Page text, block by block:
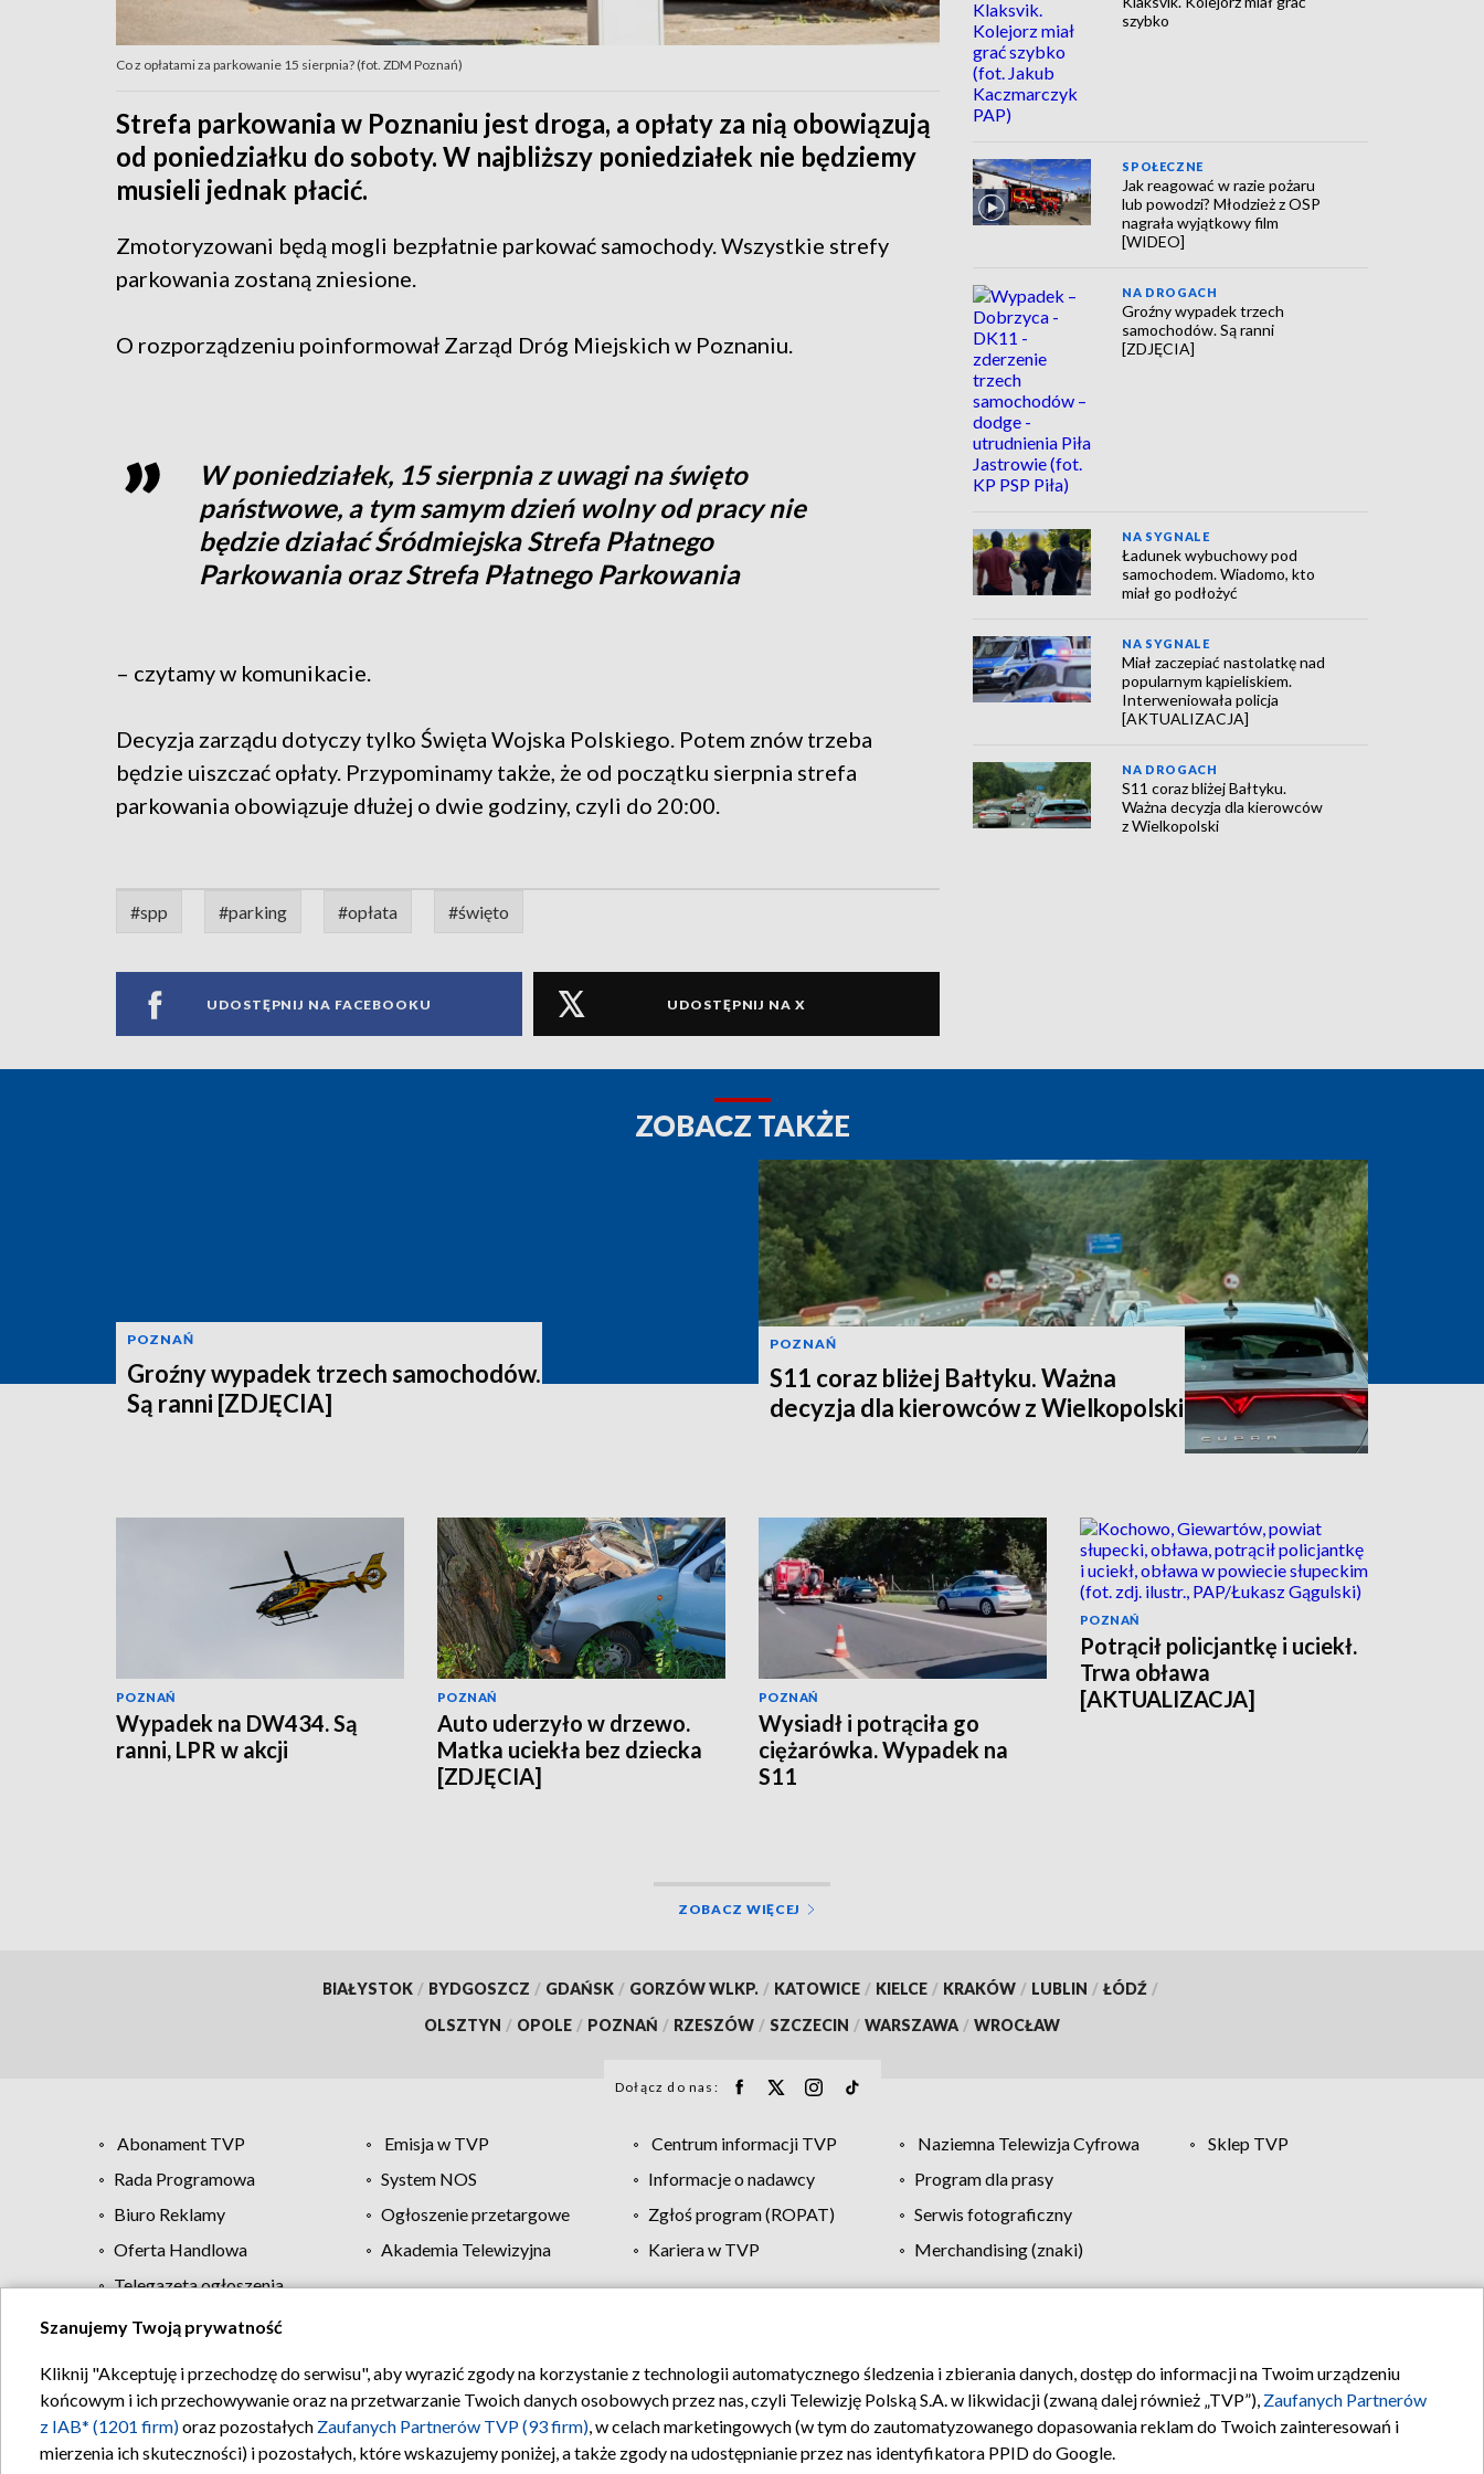
Co z opłatami za parkowanie 15 sierpnia? (fot. ZDM Poznań)
Strefa parkowania w Poznaniu jest droga, a opłaty za nią obowiązują
od poniedziałku do soboty. W najbliższy poniedziałek nie będziemy
musieli jednak płacić.
Zmotoryzowani będą mogli bezpłatnie parkować samochody. Wszystkie strefy
parkowania zostaną zniesione.
O rozporządzeniu poinformował Zarząd Dróg Miejskich w Poznaniu.
W poniedziałek, 15 sierpnia z uwagi na święto
państwowe, a tym samym dzień wolny od pracy nie
będzie działać Śródmiejska Strefa Płatnego
Parkowania oraz Strefa Płatnego Parkowania
– czytamy w komunikacie.
Decyzja zarządu dotyczy tylko Święta Wojska Polskiego. Potem znów trzeba
będzie uiszczać opłaty. Przypominamy także, że od początku sierpnia strefa
parkowania obowiązuje dłużej o dwie godziny, czyli do 20:00.
#spp #parking #opłata #święto
UDOSTĘPNIJ NA FACEBOOKU UDOSTĘPNIJ NA X
szybko
SPOŁECZNE
Jak reagować w razie pożaru
lub powodzi? Młodzież z OSP
nagrała wyjątkowy film
[WIDEO]
NA DROGACH
Groźny wypadek trzech
samochodów. Są ranni
[ZDJĘCIA]
NA SYGNALE
Ładunek wybuchowy pod
samochodem. Wiadomo, kto
miał go podłożyć
NA SYGNALE
Miał zaczepiać nastolatkę nad
popularnym kąpieliskiem.
Interweniowała policja
[AKTUALIZACJA]
NA DROGACH
S11 coraz bliżej Bałtyku.
Ważna decyzja dla kierowców
z Wielkopolski
ZOBACZ TAKŻE
POZNAŃ
Groźny wypadek trzech samochodów.
Są ranni [ZDJĘCIA]
POZNAŃ
S11 coraz bliżej Bałtyku. Ważna
decyzja dla kierowców z Wielkopolski
POZNAŃ
Wypadek na DW434. Są
ranni, LPR w akcji
POZNAŃ
Auto uderzyło w drzewo.
Matka uciekła bez dziecka
[ZDJĘCIA]
POZNAŃ
Wysiadł i potrąciła go
ciężarówka. Wypadek na
S11
POZNAŃ
Potrącił policjantkę i uciekł.
Trwa obława
[AKTUALIZACJA]
ZOBACZ WIĘCEJ
BIAŁYSTOK / BYDGOSZCZ / GDAŃSK / GORZÓW WLKP. / KATOWICE / KIELCE / KRAKÓW / LUBLIN / ŁÓDŹ /
OLSZTYN / OPOLE / POZNAŃ / RZESZÓW / SZCZECIN / WARSZAWA / WROCŁAW
Dołącz do nas:
Abonament TVP Emisja w TVP Centrum informacji TVP Naziemna Telewizja Cyfrowa
Sklep TVP
Rada Programowa
System NOS Informacje o nadawcy
Program dla prasy
Biuro Reklamy
Ogłoszenie przetargowe Zgłoś program (ROPAT)
Serwis fotograficzny
Oferta Handlowa
Akademia Telewizyjna Kariera w TVP
Merchandising (znaki)
Telegazeta ogłoszenia
Regulamin TVP Polityka prywatności Moje zgody Pomoc Biuro reklamy Kontakt
Szanujemy Twoją prywatność
Kliknij "Akceptuję i przechodzę do serwisu", aby wyrazić zgody na korzystanie z technologii automatycznego śledzenia i zbierania danych, dostęp do informacji na Twoim urządzeniu
końcowym i ich przechowywanie oraz na przetwarzanie Twoich danych osobowych przez nas, czyli Telewizję Polską S.A. w likwidacji (zwaną dalej również „TVP”), Zaufanych Partnerów
z IAB* (1201 firm)oraz pozostałych Zaufanych Partnerów TVP (93 firm), w celach marketingowych (w tym do zautomatyzowanego dopasowania reklam do Twoich zainteresowań i
mierzenia ich skuteczności) i pozostałych, które wskazujemy poniżej, a także zgody na udostępnianie przez nas identyfikatora PPID do Google.